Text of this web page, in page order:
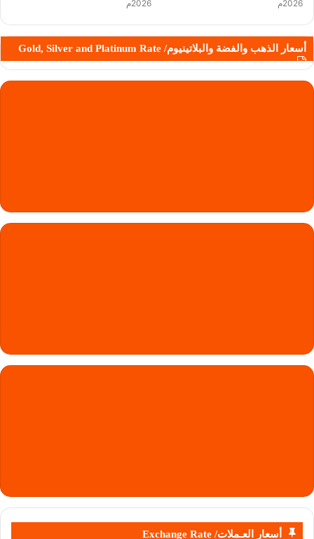
2026م
2026م
أسعار الذهب والفضة والبلاتينيوم/ Gold, Silver and Platinum Rate
أسعار العـملات/ Exchange Rate